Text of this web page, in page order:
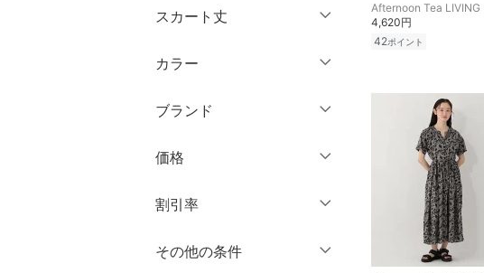
ヘアアクセサリー
マタニティウェア・ベビ
ー用品
スーツ・フォーマル
水着・スイムグッズ
着物・浴衣・和装小物
スキンケア
XL
半袖
長袖
クリア
ショート丈
ミドル丈
スカート丈
ミニ丈・ショート丈
膝丈・ミディ丈
ロング丈・マキシ丈
カラー
クリア
ブランド
価格
絞り込み
割引率
％OFF～ ％OFF
その他の条件
Afternoon Tea LIVING
4,620円
42ポイント